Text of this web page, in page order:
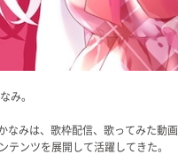
み。
みは、歌枠配信、歌ってみた動
ンツを展開して活躍してきた。